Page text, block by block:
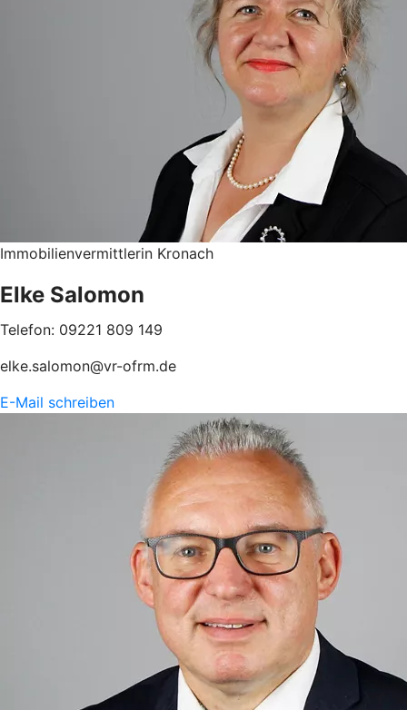
Immobilienvermittlerin Kronach
Elke Salomon
Telefon: 09221 809 149
elke.salomon@vr-ofrm.de
E-Mail schreiben